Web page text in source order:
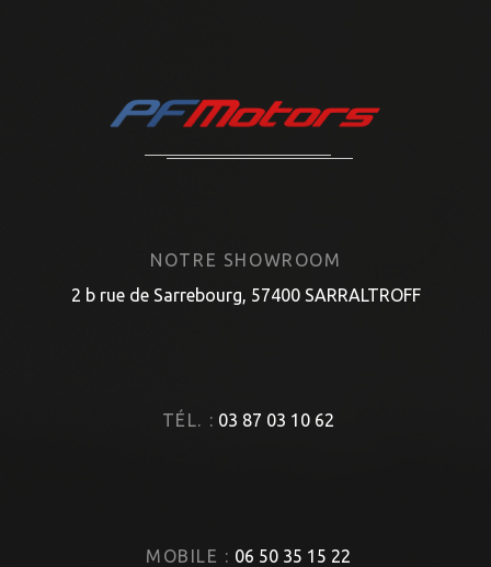
NOTRE SHOWROOM
2 b rue de Sarrebourg, 57400 SARRALTROFF
TÉL. : 03 87 03 10 62
MOBILE : 06 50 35 15 22